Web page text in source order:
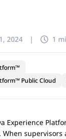
2024 | 1
Public Cloud
Experience
supervisors